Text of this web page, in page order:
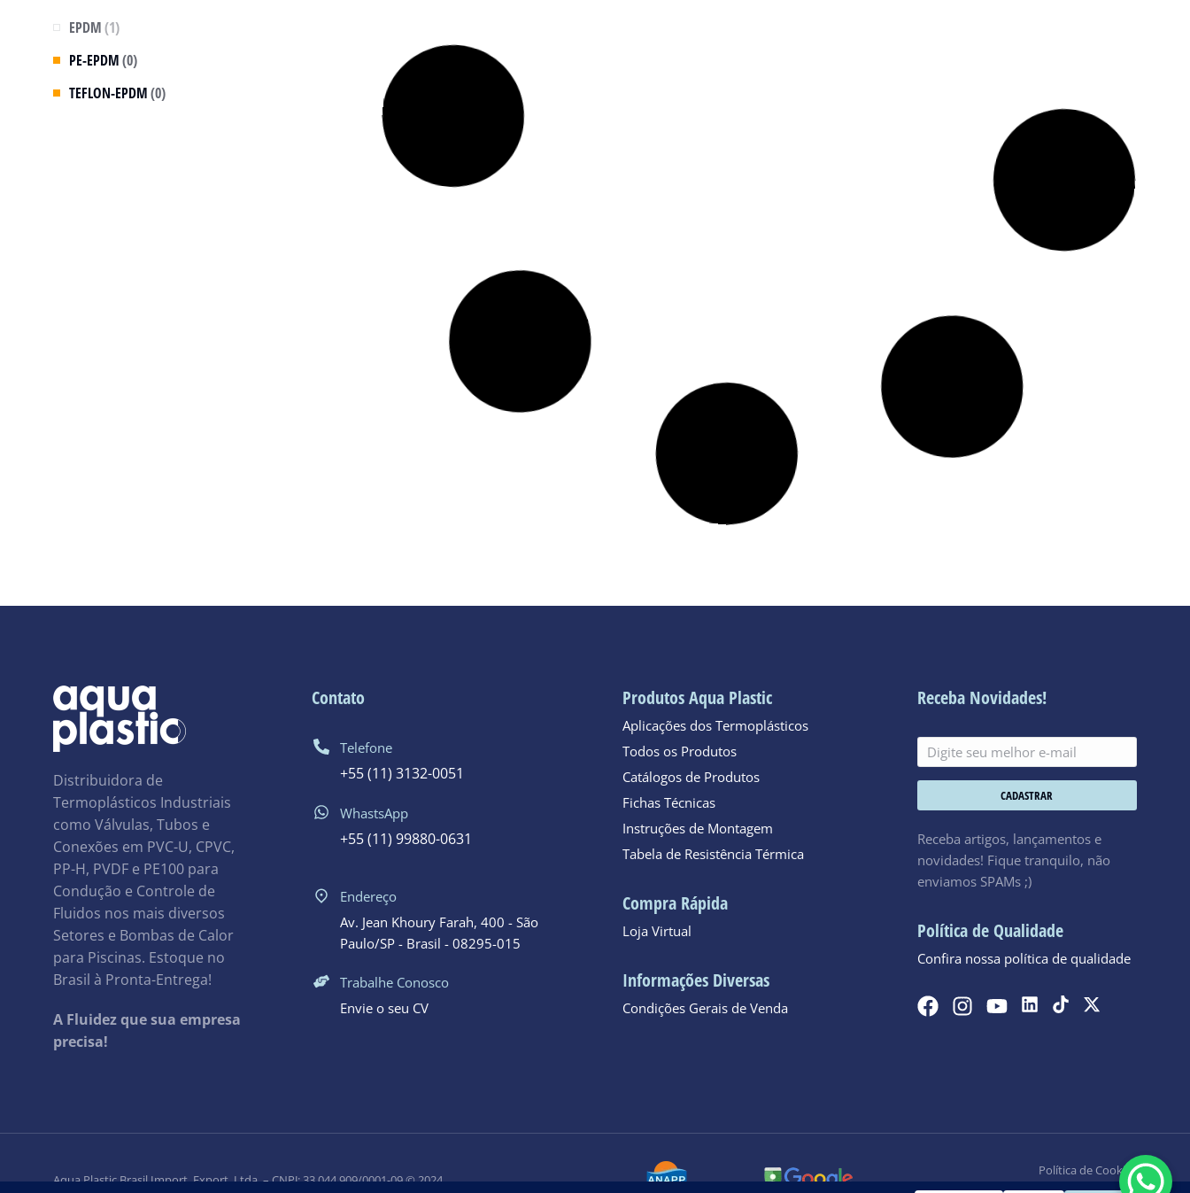
EPDM(1)
PE-EPDM(0)
TEFLON-EPDM(0)
Distribuidora de
Termoplásticos Industriais
como Válvulas, Tubos e
Conexões em PVC-U, CPVC,
PP-H, PVDF e PE100 para
Condução e Controle de
Fluidos nos mais diversos
Setores e Bombas de Calor
para Piscinas. Estoque no
Brasil à Pronta-Entrega!
A Fluidez que sua empresa
precisa!
Contato
Telefone
+55 (11) 3132-0051
WhastsApp
+55 (11) 99880-0631
Endereço
Av. Jean Khoury Farah, 400 - São
Paulo/SP - Brasil - 08295-015
Trabalhe Conosco
Envie o seu CV
Produtos Aqua Plastic
Aplicações dos Termoplásticos
Todos os Produtos
Catálogos de Produtos
Fichas Técnicas
Instruções de Montagem
Tabela de Resistência Térmica
Compra Rápida
Loja Virtual
Informações Diversas
Condições Gerais de Venda
Receba Novidades!
CADASTRAR
Receba artigos, lançamentos e
novidades! Fique tranquilo, não
enviamos SPAMs ;)
Política de Qualidade
Confira nossa política de qualidade
Aqua Plastic Brasil Import. Export. Ltda. – CNPJ: 33.044.909/0001-09 © 2024
Política de Cookies
Política de Privacidade